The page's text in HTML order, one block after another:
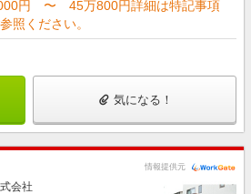
円 〜 45万800円詳細は特記事項
照ください。
気になる！
情報提供元
会社